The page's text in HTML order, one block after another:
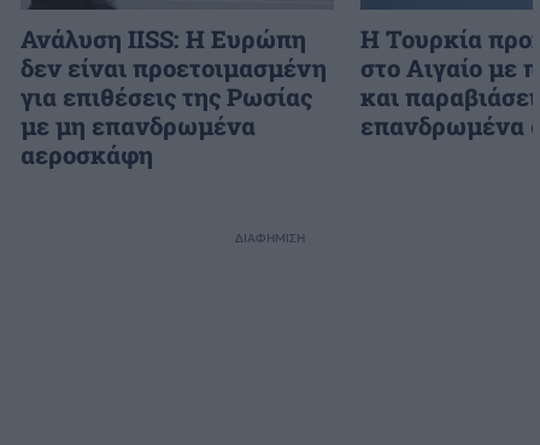
Ανάλυση IISS: Η Ευρώπη
δεν είναι προετοιμασμένη
για επιθέσεις της Ρωσίας
με μη επανδρωμένα
αεροσκάφη
Η Τουρκία
στο Αιγαίο με
και
επανδρωμένα
ΔΙΑΦΗΜΙΣΗ